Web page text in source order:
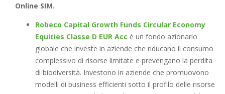
Online SIM.
Robeco Capital Growth Funds Circular Economy
Equities Classe D EUR Acc è un fondo azionario
globale che investe in aziende che riducano il consumo
complessivo di risorse limitate e prevengano la perdita
di biodiversità. Investono in aziende che promuovono
modelli di business efficienti sotto il profilo delle risorse